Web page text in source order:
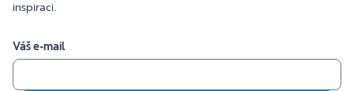
inspiraci.
Váš e-mail